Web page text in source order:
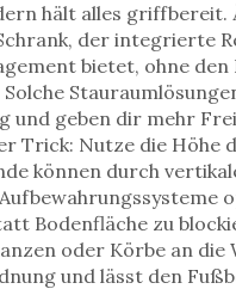
hält alles griffbereit.
, der integrierte
bietet, ohne den
Solche
und geben dir mehr
Trick: Nutze die Höhe
können durch
Bodenfläche zu
oder Körbe an die
und lässt den